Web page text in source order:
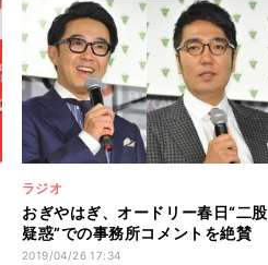
ラジオ
おぎやはぎ、オードリー春日“二股
疑惑”での事務所コメントを絶賛
2019/04/26 17:34